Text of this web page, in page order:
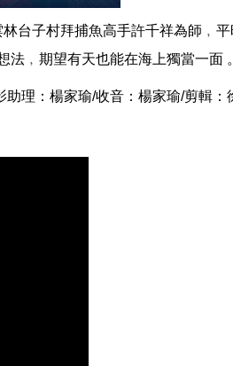
台子村拜捕魚高手許千祥為師﹐
﹐期望有天也能在海上獨當一面 。
理：楊家瑜/收音：楊家瑜/剪輯